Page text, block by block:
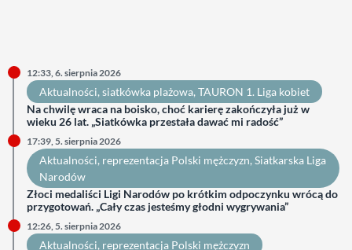
12:33, 6. sierpnia 2026
Aktualności, siatkówka plażowa, TAURON 1. Liga kobiet
Na chwilę wraca na boisko, choć karierę zakończyła już w
wieku 26 lat. „Siatkówka przestała dawać mi radość”
17:39, 5. sierpnia 2026
Aktualności, reprezentacja Polski mężczyzn, Siatkarska Liga
Narodów
Złoci medaliści Ligi Narodów po krótkim odpoczynku wrócą do
przygotowań. „Cały czas jesteśmy głodni wygrywania”
12:26, 5. sierpnia 2026
Aktualności, reprezentacja Polski mężczyzn